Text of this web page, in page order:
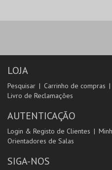
LOJA
Pesquisar Carrinho de compras
Livro de Reclamações
AUTENTICAÇÃO
Login & Registo de Clientes
Orientadores de Salas
SIGA-NOS